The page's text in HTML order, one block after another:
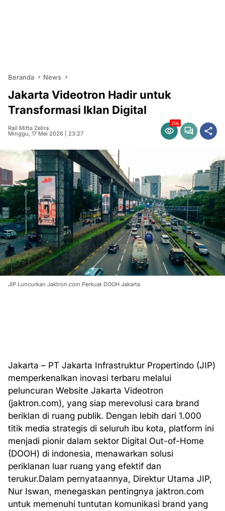
Beranda News
Jakarta Videotron Hadir untuk
Transformasi Iklan Digital
Rail Mifta Zelira
Minggu, 17 Mei 2026 | 23:27
256
JIP Luncurkan Jaktron.com Perkuat DOOH Jakarta
Jakarta – PT Jakarta Infrastruktur Propertindo (JIP)
memperkenalkan inovasi terbaru melalui
peluncuran Website Jakarta Videotron
(jaktron.com), yang siap merevolusi cara brand
beriklan di ruang publik. Dengan lebih dari 1.000
titik media strategis di seluruh ibu kota, platform ini
menjadi pionir dalam sektor Digital Out-of-Home
(DOOH) di indonesia, menawarkan solusi
periklanan luar ruang yang efektif dan
terukur.Dalam pernyataannya, Direktur Utama JIP,
Nur Iswan, menegaskan pentingnya jaktron.com
untuk memenuhi tuntutan komunikasi brand yang